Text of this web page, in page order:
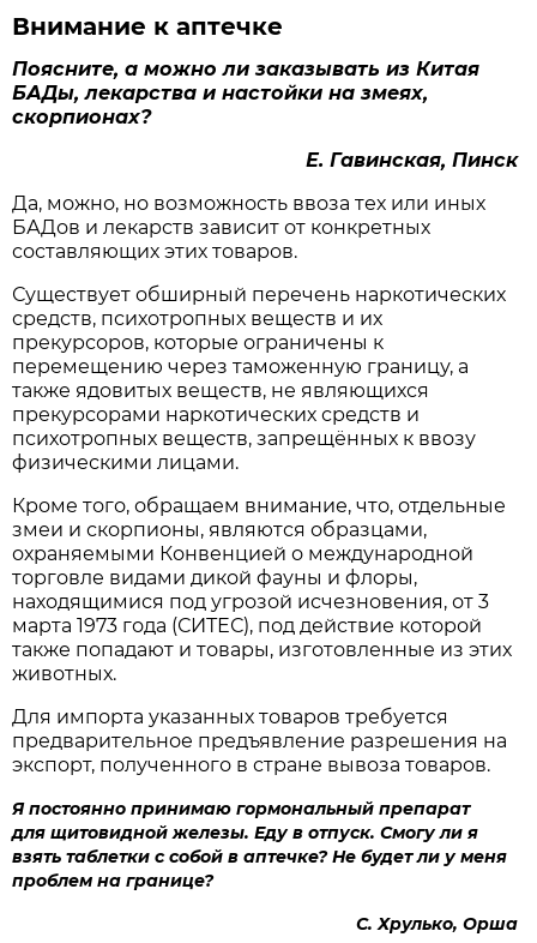
Внимание к аптечке
Поясните, а можно ли заказывать из Китая
БАДы, лекарства и настойки на змеях,
скорпионах?
Е. Гавинская, Пинск
Да, можно, но возможность ввоза тех или иных
БАДов и лекарств зависит от конкретных
составляющих этих товаров.
Существует обширный перечень наркотических
средств, психотропных веществ и их
прекурсоров, которые ограничены к
перемещению через таможенную границу, а
также ядовитых веществ, не являющихся
прекурсорами наркотических средств и
психотропных веществ, запрещённых к ввозу
физическими лицами.
Кроме того, обращаем внимание, что, отдельные
змеи и скорпионы, являются образцами,
охраняемыми Конвенцией о международной
торговле видами дикой фауны и флоры,
находящимися под угрозой исчезновения, от 3
марта 1973 года (СИТЕС), под действие которой
также попадают и товары, изготовленные из этих
животных.
Для импорта указанных товаров требуется
предварительное предъявление разрешения на
экспорт, полученного в стране вывоза товаров.
Я постоянно принимаю гормональный препарат
для щитовидной железы. Еду в отпуск. Смогу ли я
взять таблетки с собой в аптечке? Не будет ли у меня
проблем на границе?
С. Хрулько, Орша